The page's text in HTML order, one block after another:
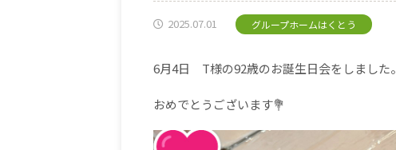
2025.07.01 グループホームはくとう
6月4日 T様の92歳のお誕生日会をしました。
おめでとうございます💐